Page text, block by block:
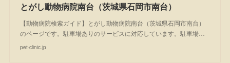
とがし動物病院南台（茨城県石岡市南台）
【動物病院検索ガイド】とがし動物病院南台（茨城県石岡市南台）
のページです。駐車場ありのサービスに対応しています。駐車場…
pet-clinic.jp